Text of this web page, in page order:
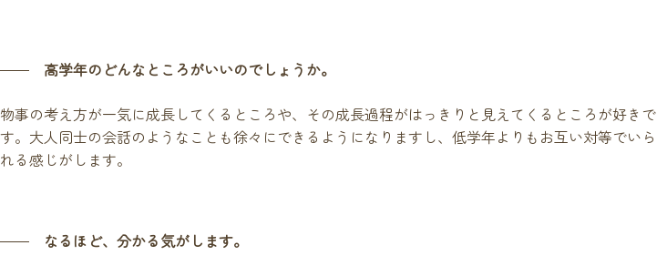
高学年のどんなところがいいのでしょうか。
物事の考え方が一気に成長してくるところや、その成長過程がはっきりと見えてくるところが好きで
す。大人同士の会話のようなことも徐々にできるようになりますし、低学年よりもお互い対等でいら
れる感じがします。
なるほど、分かる気がします。